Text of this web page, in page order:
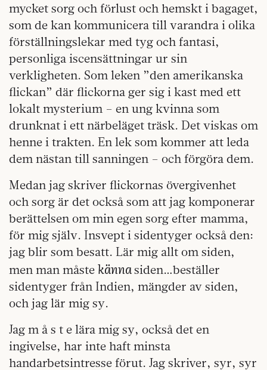
mycket sorg och förlust och hemskt i bagaget,
som de kan kommunicera till varandra i olika
förställningslekar med tyg och fantasi,
personliga iscensättningar ur sin
verkligheten. Som leken ”den amerikanska
flickan” där flickorna ger sig i kast med ett
lokalt mysterium – en ung kvinna som
drunknat i ett närbeläget träsk. Det viskas om
henne i trakten. En lek som kommer att leda
dem nästan till sanningen – och förgöra dem.
Medan jag skriver flickornas övergivenhet
och sorg är det också som att jag komponerar
berättelsen om min egen sorg efter mamma,
för mig själv. Insvept i sidentyger också den:
jag blir som besatt. Lär mig allt om siden,
men man måste kännasiden…beställer
sidentyger från Indien, mängder av siden,
och jag lär mig sy.
Jag m å s t e lära mig sy, också det en
ingivelse, har inte haft minsta
handarbetsintresse förut. Jag skriver, syr, syr